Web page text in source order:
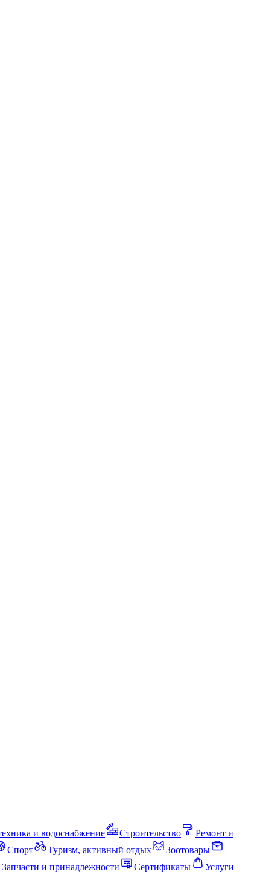
и водоснабжение Строительство
Ремонт и
Спорт Туризм, активный отдых
Зоотовары
Запчасти и принадлежности Сертификаты
Услуги